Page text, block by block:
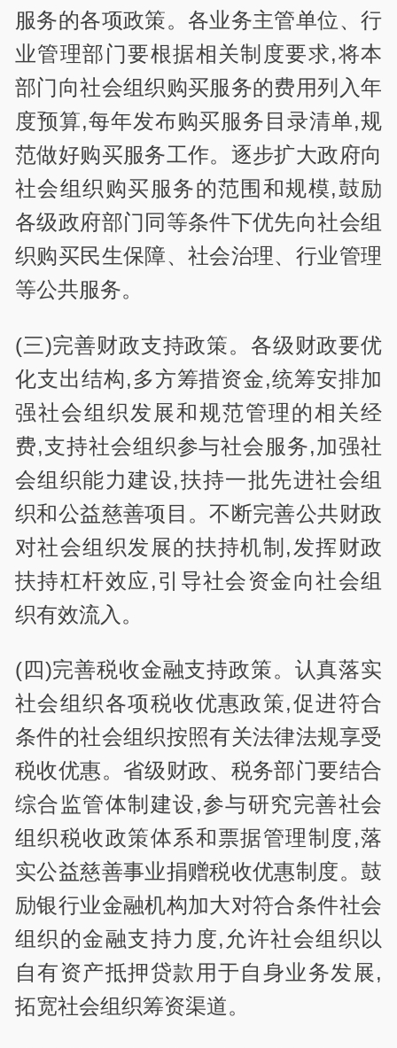
服务的各项政策。各业务主管单位、行
业管理部门要根据相关制度要求,将本
部门向社会组织购买服务的费用列入年
度预算,每年发布购买服务目录清单,规
范做好购买服务工作。逐步扩大政府向
社会组织购买服务的范围和规模,鼓励
各级政府部门同等条件下优先向社会组
织购买民生保障、社会治理、行业管理
等公共服务。
(三)完善财政支持政策。各级财政要优
化支出结构,多方筹措资金,统筹安排加
强社会组织发展和规范管理的相关经
费,支持社会组织参与社会服务,加强社
会组织能力建设,扶持一批先进社会组
织和公益慈善项目。不断完善公共财政
对社会组织发展的扶持机制,发挥财政
扶持杠杆效应,引导社会资金向社会组
织有效流入。
(四)完善税收金融支持政策。认真落实
社会组织各项税收优惠政策,促进符合
条件的社会组织按照有关法律法规享受
税收优惠。省级财政、税务部门要结合
综合监管体制建设,参与研究完善社会
组织税收政策体系和票据管理制度,落
实公益慈善事业捐赠税收优惠制度。鼓
励银行业金融机构加大对符合条件社会
组织的金融支持力度,允许社会组织以
自有资产抵押贷款用于自身业务发展,
拓宽社会组织筹资渠道。